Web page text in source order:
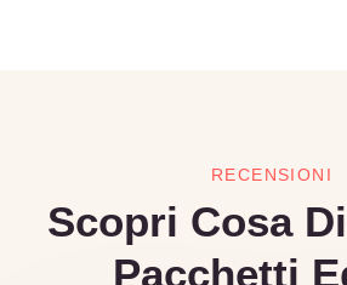
RECENSIONI
Scopri Cosa
Pacchetti